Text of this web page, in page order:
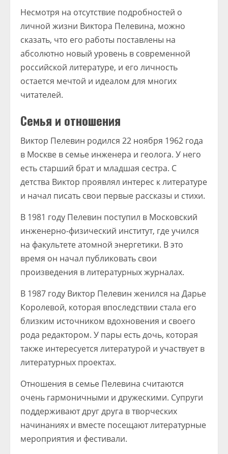
Несмотря на отсутствие подробностей о
личной жизни Виктора Пелевина, можно
сказать, что его работы поставлены на
абсолютно новый уровень в современной
российской литературе, и его личность
остается мечтой и идеалом для многих
читателей.
Семья и отношения
Виктор Пелевин родился 22 ноября 1962 года
в Москве в семье инженера и геолога. У него
есть старший брат и младшая сестра. С
детства Виктор проявлял интерес к литературе
и начал писать свои первые рассказы и стихи.
В 1981 году Пелевин поступил в Московский
инженерно-физический институт, где учился
на факультете атомной энергетики. В это
время он начал публиковать свои
произведения в литературных журналах.
В 1987 году Виктор Пелевин женился на Дарье
Королевой, которая впоследствии стала его
близким источником вдохновения и своего
рода редактором. У пары есть дочь, которая
также интересуется литературой и участвует в
литературных проектах.
Отношения в семье Пелевина считаются
очень гармоничными и дружескими. Супруги
поддерживают друг друга в творческих
начинаниях и вместе посещают литературные
мероприятия и фестивали.